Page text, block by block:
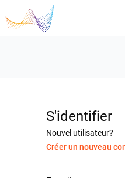
S'identifier
Nouvel utilisateur?
Créer un nouveau